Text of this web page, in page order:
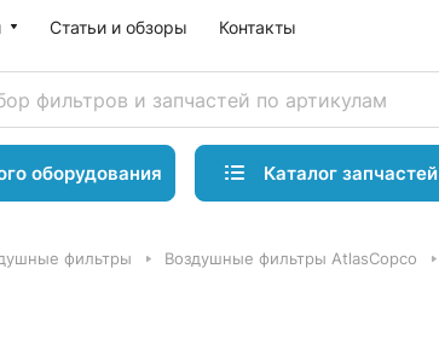
Статьи и обзоры Контакты
оборудования Каталог запчастей
фильтры Воздушные фильтры AtlasCopco